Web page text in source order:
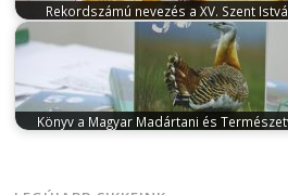
Rekordszámú nevezés a XV. Szent
március 9, 2026
A Magyar Pékszövetség
szervezésében a SIRHA Budapest 2026
élelmiszeripari…
Könyv a Magyar Madártani és